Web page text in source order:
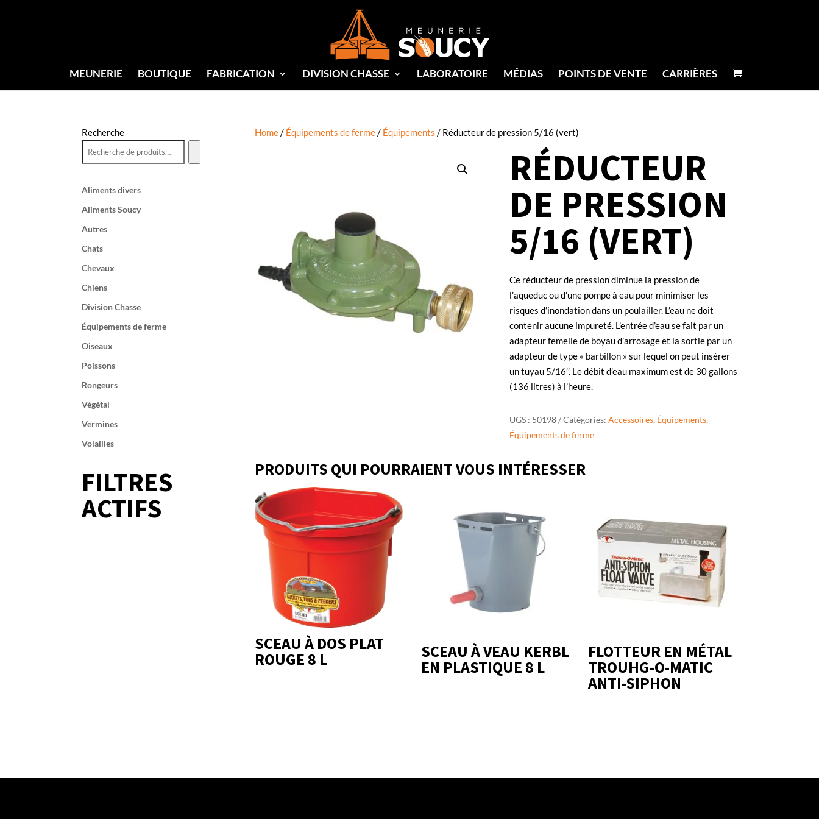
MEUNERIE BOUTIQUE FABRICATION DIVISION CHASSE LABORATOIRE MÉDIAS POINTS DE VENTE CARRIÈRES
Home/ Équipements de ferme/ Équipements / Réducteur de pression 5/16 (vert)
RÉDUCTEUR
DE PRESSION
5/16 (VERT)
Ce réducteur de pression diminue la pression de
l’aqueduc ou d’une pompe à eau pour minimiser les
risques d’inondation dans un poulailler. L’eau ne doit
contenir aucune impureté. L’entrée d’eau se fait par un
adapteur femelle de boyau d’arrosage et la sortie par un
adapteur de type « barbillon » sur lequel on peut insérer
un tuyau 5/16’’. Le débit d’eau maximum est de 30 gallons
(136 litres) à l’heure.
UGS : 50198 Catégories: Accessoires, Équipements,
Équipements de ferme
PRODUITS QUI POURRAIENT VOUS INTÉRESSER
SCEAU À DOS PLAT
ROUGE 8 L SCEAU À VEAU KERBL
EN PLASTIQUE 8 L
FLOTTEUR EN MÉTAL
TROUHG-O-MATIC
ANTI-SIPHON
Recherche
Aliments divers
Aliments Soucy
Autres
Chats
Chevaux
Chiens
Division Chasse
Équipements de ferme
Oiseaux
Poissons
Rongeurs
Végétal
Vermines
Volailles
FILTRES
ACTIFS